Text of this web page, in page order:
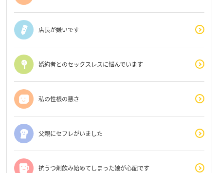
店長が嫌いです
婚約者とのセックスレスに悩んでいます
私の性根の悪さ
父親にセフレがいました
抗うつ剤飲み始めてしまった娘が心配です